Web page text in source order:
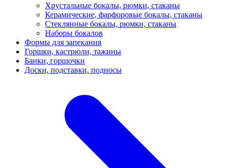
Хрустальные бокалы, рюмки, стаканы
Керамические, фарфоровые бокалы, стаканы
Стеклянные бокалы, рюмки, стаканы
Наборы бокалов
Формы для запекания
Горшки, кастрюли, тажины
Банки, горшочки
Доски, подставки, подносы